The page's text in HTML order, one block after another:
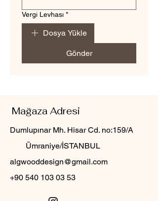
Vergi Levhası *
Dosya Yükle
Gönder
Mağaza Adresi
Dumlupınar Mh. Hisar Cd. no:159/A
Ümraniye/İSTANBUL
algwooddesign@gmail.com
+90 540 103 03 53